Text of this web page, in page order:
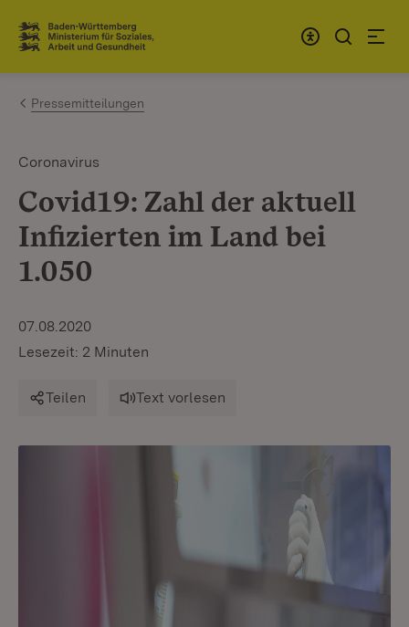
Zum Inhalt springen
Link zur Startseite
Pressemitteilungen
Coronavirus
Covid19: Zahl der aktuell
Infizierten im Land bei
1.050
07.08.2020
Lesezeit: 2 Minuten
Teilen Text vorlesen